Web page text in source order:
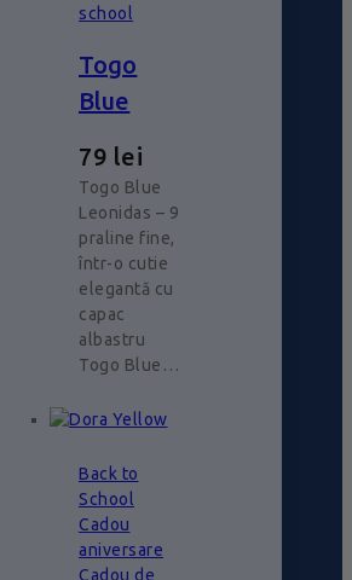
school
Togo
Blue
79 lei
Togo Blue
Leonidas – 9
praline fine,
într-o cutie
elegantă cu
capac
albastru
Togo Blue…
Back to
School
Cadou
aniversare
Cadou de